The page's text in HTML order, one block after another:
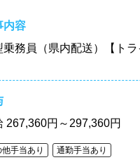
内容
乗務員（県内配送）【ト
267,360円～297,360円
他手当あり 通勤手当あり